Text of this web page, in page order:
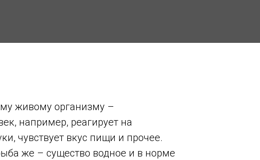
живому организму –
например, реагирует на
чувствует вкус пищи и прочее.
же – существо водное и в норме